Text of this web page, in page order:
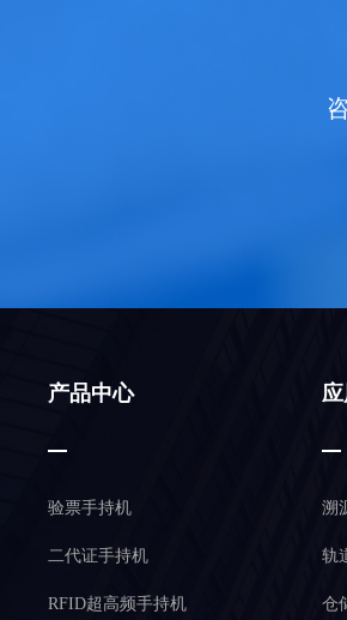
产品中心
验票手持机
二代证手持机
RFID超高频手持机
应
溯
轨
仓